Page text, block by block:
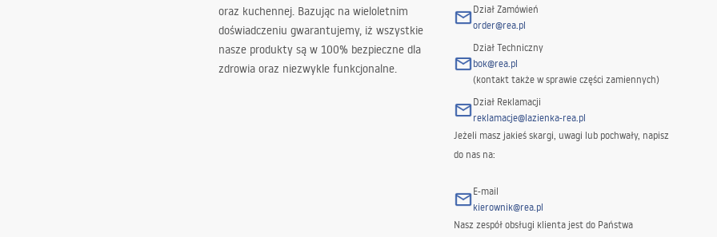
oraz kuchennej. Bazując na wieloletnim
doświadczeniu gwarantujemy, iż wszystkie
nasze produkty są w 100% bezpieczne dla
zdrowia oraz niezwykle funkcjonalne.
Dział Zamówień
order@rea.pl
Dział Techniczny
bok@rea.pl
(kontakt także w sprawie części zamiennych)
Dział Reklamacji
reklamacje@lazienka-rea.pl
Jeżeli masz jakieś skargi, uwagi lub pochwały, napisz
do nas na:
E-mail
kierownik@rea.pl
Nasz zespół obsługi klienta jest do Państwa